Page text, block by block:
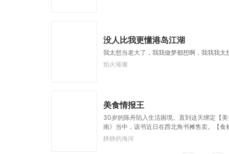
没人比我更懂港岛江湖
我太想当老大了，我我做梦都想啊，我我我
焰火璀璨
美食情报王
30岁的陈舟陷入生活困境。直到这天绑定【
南》当中，该书近日在西北角书摊售卖。【
最近因为城管要求合并摊位，打算便宜出售
静静的海河